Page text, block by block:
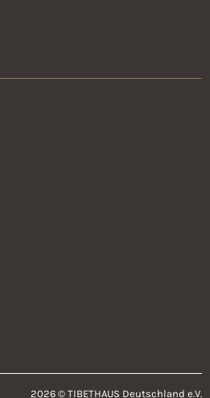
2026 © TIBETHAUS Deutschland e.V.